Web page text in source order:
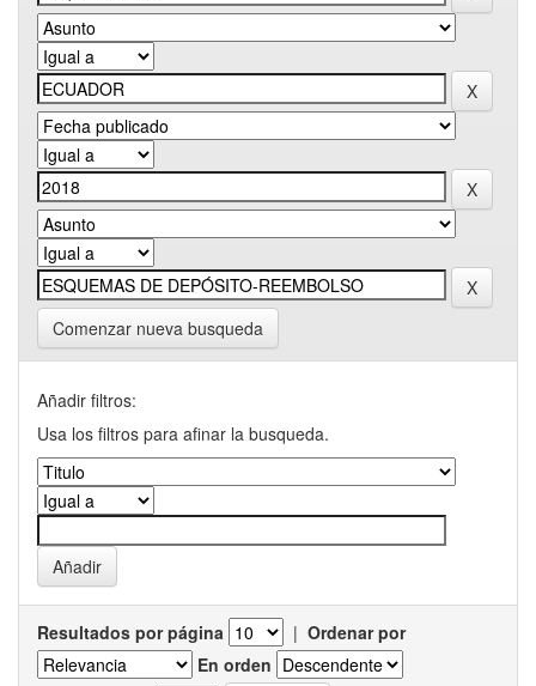
Comenzar nueva busqueda
Añadir filtros:
Usa los filtros para afinar la busqueda.
Resultados por página | Ordenar por
En orden